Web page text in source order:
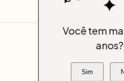
Produtos
Você tem
anos?
Sim